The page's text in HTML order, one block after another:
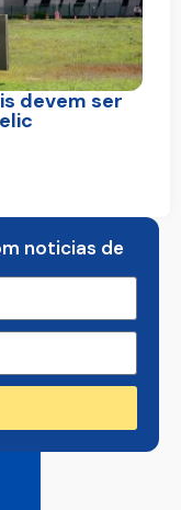
devem ser
noticias de